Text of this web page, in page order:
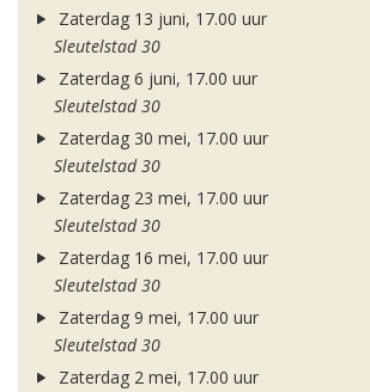
Zaterdag 13 juni, 17.00 uur
Sleutelstad 30
Zaterdag 6 juni, 17.00 uur
Sleutelstad 30
Zaterdag 30 mei, 17.00 uur
Sleutelstad 30
Zaterdag 23 mei, 17.00 uur
Sleutelstad 30
Zaterdag 16 mei, 17.00 uur
Sleutelstad 30
Zaterdag 9 mei, 17.00 uur
Sleutelstad 30
Zaterdag 2 mei, 17.00 uur